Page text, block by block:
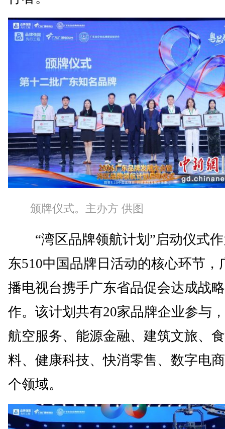
颁牌仪式。主办方 供图
“湾区品牌领航计划”启动仪式作
东510中国品牌日活动的核心环节，
播电视台携手广东省品促会达成战
作。该计划共有20家品牌企业参与
航空服务、能源金融、建筑文旅、
料、健康科技、快消零售、数字电
个领域。